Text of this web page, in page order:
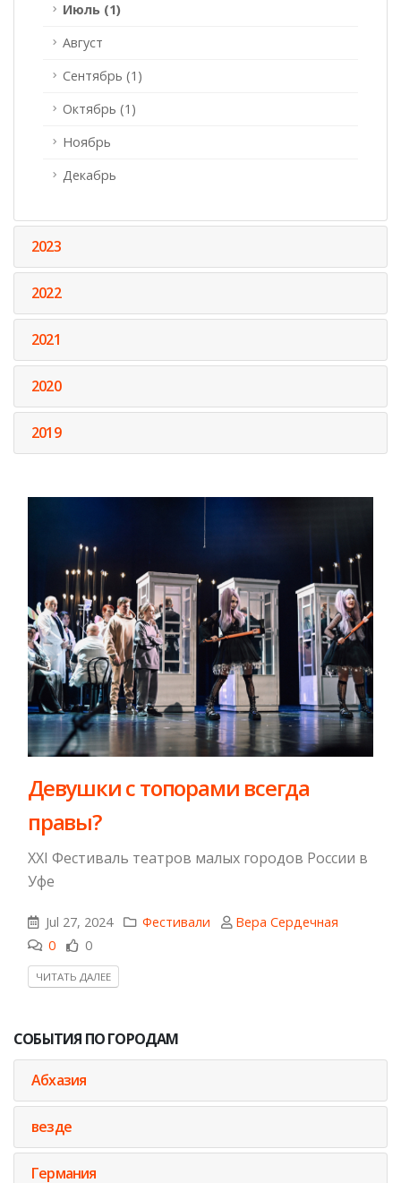
Июль (1)
Август
Сентябрь (1)
Октябрь (1)
Ноябрь
Декабрь
2023
2022
2021
2020
2019
Девушки с топорами всегда
правы?
XXI Фестиваль театров малых городов России в
Уфе
Jul 27, 2024 Фестивали
Вера Сердечная
0
0
ЧИТАТЬ ДАЛЕЕ
СОБЫТИЯ ПО ГОРОДАМ
Абхазия
везде
Германия